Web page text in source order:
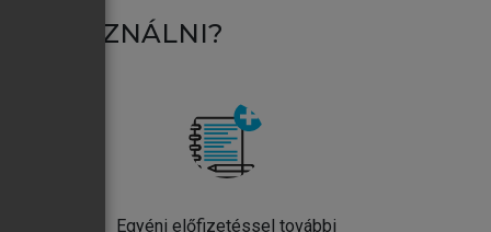
HASZNÁLNI?
Egyéni előfizetéssel további